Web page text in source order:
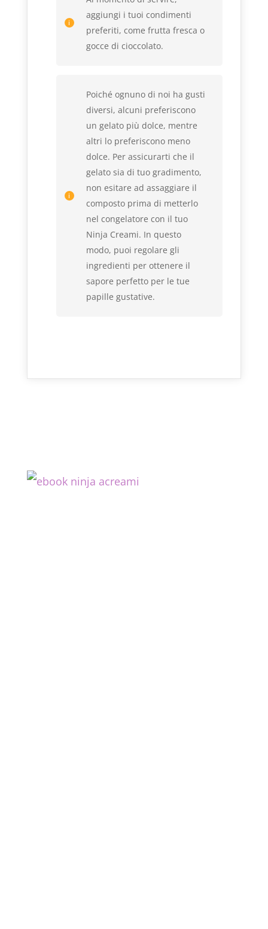
aggiungi i tuoi condimenti
preferiti, come frutta fresca o
gocce di cioccolato.
Poiché ognuno di noi ha gusti
diversi, alcuni preferiscono
un gelato più dolce, mentre
altri lo preferiscono meno
dolce. Per assicurarti che il
gelato sia di tuo gradimento,
non esitare ad assaggiare il
composto prima di metterlo
nel congelatore con il tuo
Ninja Creami. In questo
modo, puoi regolare gli
ingredienti per ottenere il
sapore perfetto per le tue
papille gustative.